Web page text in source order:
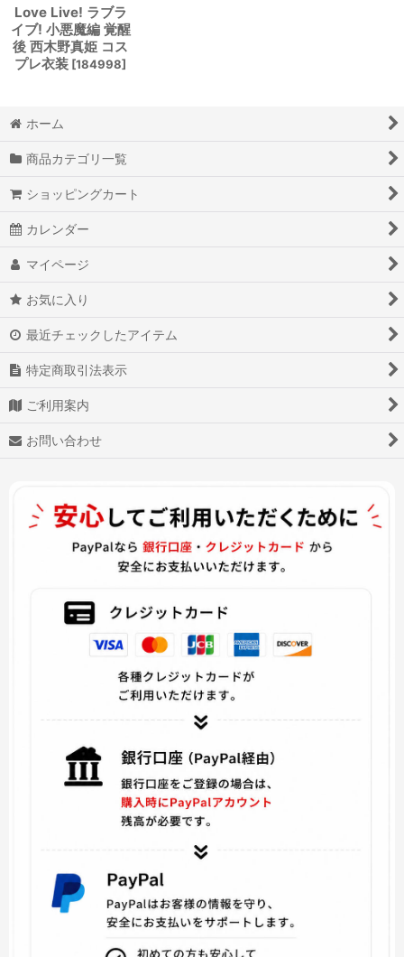
Love Live! ラブラ
イブ! 小悪魔編 覚醒
後 西木野真姫 コス
プレ衣装 [184998]
ホーム
商品カテゴリ一覧
ショッピングカート
カレンダー
マイページ
お気に入り
最近チェックしたアイテム
特定商取引法表示
ご利用案内
お問い合わせ